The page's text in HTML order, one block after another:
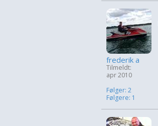
frederik a
Tilmeldt:
apr 2010
Følger: 2
Følgere: 1